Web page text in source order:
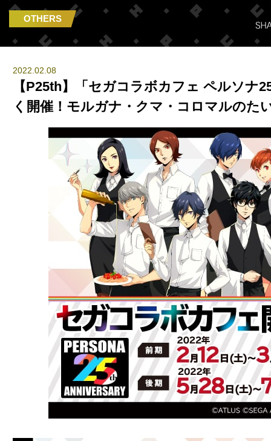
OTHERS
2022.02.08
【P25th】「セガコラボカフェ ペルソナ
く開催！モルガナ・クマ・コロマルのた